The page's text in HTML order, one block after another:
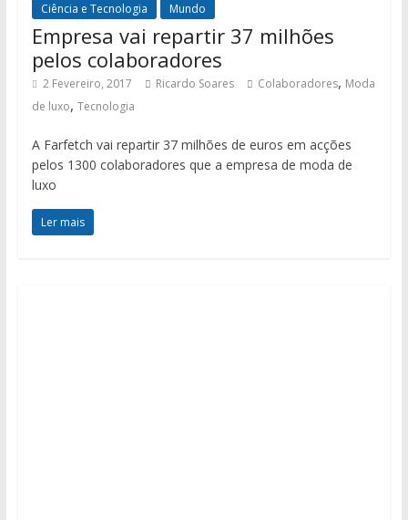
Ciência e Tecnologia Mundo
Empresa vai repartir 37 milhões
pelos colaboradores
2 Fevereiro, 2017 Ricardo Soares Colaboradores, Moda
de luxo, Tecnologia
A Farfetch vai repartir 37 milhões de euros em acções
pelos 1300 colaboradores que a empresa de moda de
luxo
Ler mais